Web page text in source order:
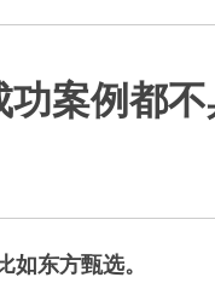
案例都
东方甄选。